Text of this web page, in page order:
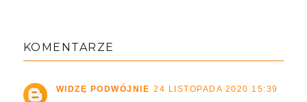
KOMENTARZE
WIDZĘ PODWÓJNIE 24 LISTOPADA 2020 15:39